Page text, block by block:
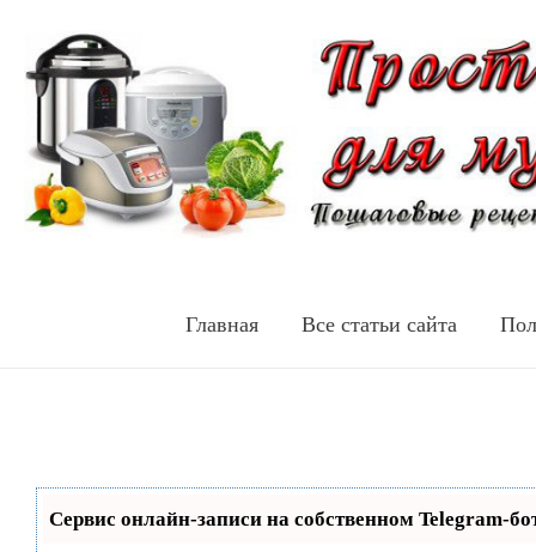
Главная Все статьи сайта
Сервис онлайн-записи на собственном Telegram-